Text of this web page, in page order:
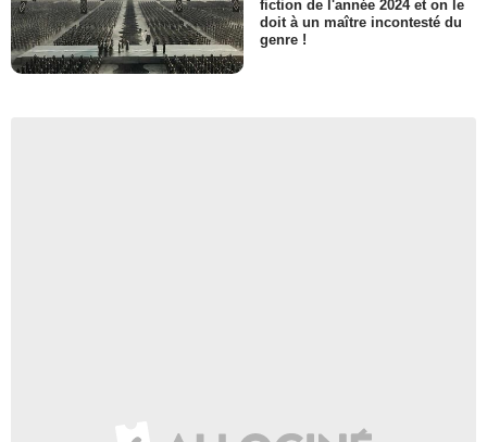
fiction de l'année 2024 et on le
doit à un maître incontesté du
genre !